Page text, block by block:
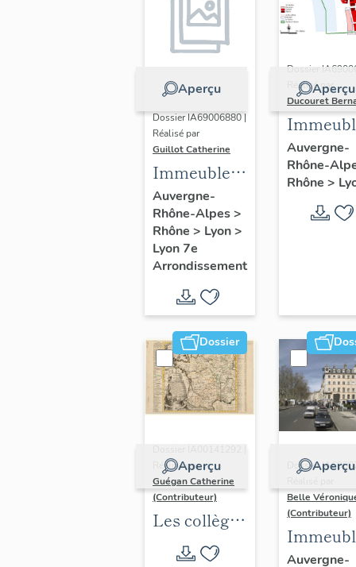
Aperçu
Dossier IA69006880 |
Réalisé par
Guillot Catherine
Immeubles,
maisons
Auvergne-
Rhône-Alpes>
Rhône > Lyon>
Lyon 7e
Arrondissement
Aperçu
Dossier
Réalisé par
Ducouret
du
Saint-
Auvergne-
Rhône-
Rhône >
Dossier
Aperçu
Réalisé par
Guégan Catherine
(Contributeur)
Les collèges
jésuites
Aperçu
Dossier
Belle
(Contributeur)
du
Auvergne-